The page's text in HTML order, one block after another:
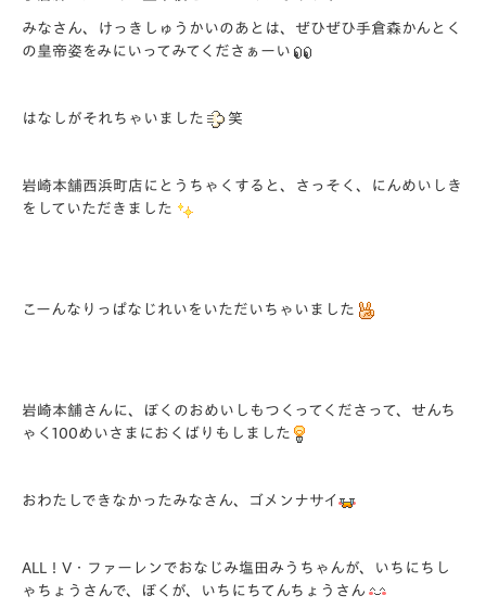
みなさん、けっきしゅうかいのあとは、ぜひぜひ手倉森かんとく
の皇帝姿をみにいってみてくださぁーい
はなしがそれちゃいました 笑
岩崎本舗西浜町店にとうちゃくすると、さっそく、にんめいしき
をしていただきました
こーんなりっぱなじれいをいただいちゃいました
岩崎本舗さんに、ぼくのおめいしもつくってくださって、せんち
ゃく100めいさまにおくばりもしました
おわたしできなかったみなさん、ゴメンナサイ
ALL！V・ファーレンでおなじみ塩田みうちゃんが、いちにちし
ゃちょうさんで、ぼくが、いちにちてんちょうさん